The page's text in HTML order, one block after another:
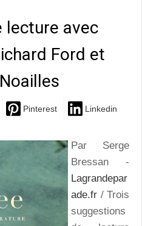
lecture avec
Ford et
Pinterest Linkedin
Par Serge
Bressan -
Lagrandepar
ade.fr / Trois
suggestions